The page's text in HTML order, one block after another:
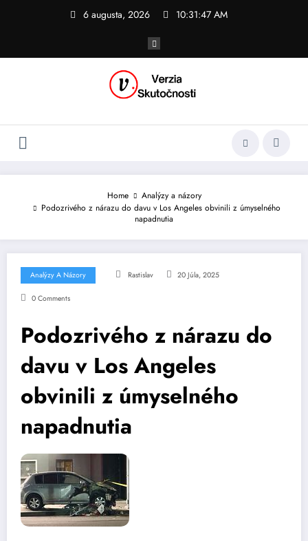
6 augusta, 2026 10:31:48 AM
Home
Analýzy a názory
Podozrivého z nárazu do davu v Los Angeles obvinili z úmyselného
napadnutia
Analýzy A Názory Rastislav 20 Júla, 2025
0 Comments
Podozrivého z nárazu do
davu v Los Angeles
obvinili z úmyselného
napadnutia